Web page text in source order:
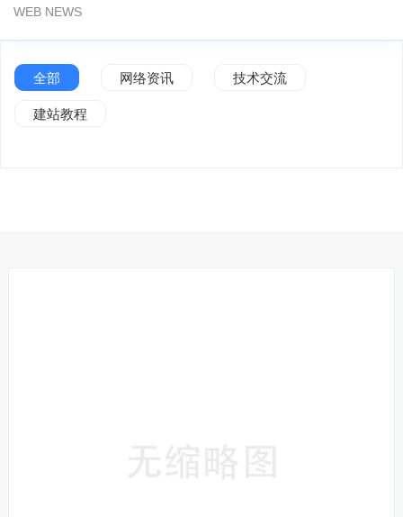
WEB NEWS
全部 网络资讯 技术交流
建站教程